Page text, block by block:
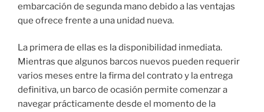
embarcación de segunda mano debido a las ventajas
que ofrece frente a una unidad nueva.
La primera de ellas es la disponibilidad inmediata.
Mientras que algunos barcos nuevos pueden requerir
varios meses entre la firma del contrato y la entrega
definitiva, un barco de ocasión permite comenzar a
navegar prácticamente desde el momento de la